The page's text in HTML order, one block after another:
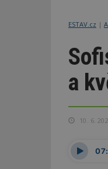
ESTAV.cz
a
10. 6.